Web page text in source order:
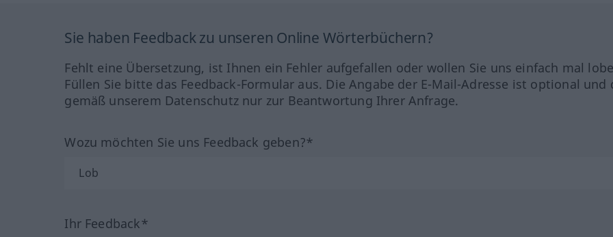
Sie haben Feedback zu unseren Online Wörterbüchern?
Fehlt eine Übersetzung, ist Ihnen ein Fehler aufgefallen oder wollen Sie uns einfach mal
Füllen Sie bitte das Feedback-Formular aus. Die Angabe der E-Mail-Adresse ist optional und
gemäß unserem Datenschutz nur zur Beantwortung Ihrer Anfrage.
Wozu möchten Sie uns Feedback geben?*
Ihr Feedback*